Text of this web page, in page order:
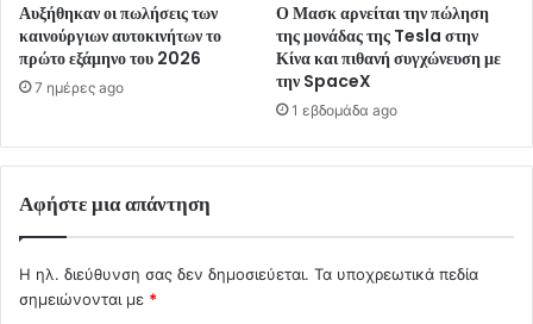
Αυξήθηκαν οι πωλήσεις των
καινούργιων αυτοκινήτων το
πρώτο εξάμηνο του 2026
7 ημέρες ago
Ο Μασκ αρνείται την πώληση
της μονάδας της Tesla στην
Κίνα και πιθανή συγχώνευση με
την SpaceX
1 εβδομάδα ago
Αφήστε μια απάντηση
Η ηλ. διεύθυνση σας δεν δημοσιεύεται. Τα υποχρεωτικά πεδία
σημειώνονται με *